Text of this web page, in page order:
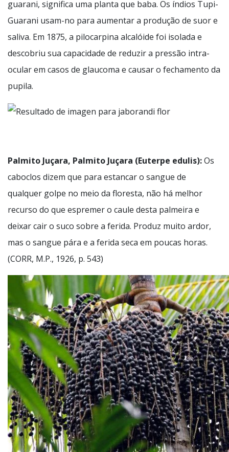
guarani, significa uma planta que baba. Os índios Tupi-
Guarani usam-no para aumentar a produção de suor e
saliva. Em 1875, a pilocarpina alcalóide foi isolada e
descobriu sua capacidade de reduzir a pressão intra-
ocular em casos de glaucoma e causar o fechamento da
pupila.
Palmito Juçara, Palmito Juçara (Euterpe edulis):Os
caboclos dizem que para estancar o sangue de
qualquer golpe no meio da floresta, não há melhor
recurso do que espremer o caule desta palmeira e
deixar cair o suco sobre a ferida. Produz muito ardor,
mas o sangue pára e a ferida seca em poucas horas.
(CORR, M.P., 1926, p. 543)